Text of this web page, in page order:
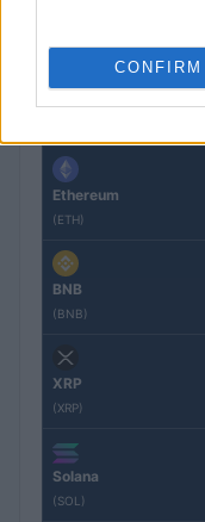
CONFIRM
Ethereum
(ETH)
BNB
(BNB)
XRP
(XRP)
Solana
(SOL)